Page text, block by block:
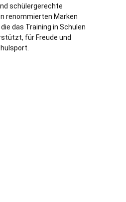
schülergerechte
renommierten Marken
das Training in Schulen
für Freude und